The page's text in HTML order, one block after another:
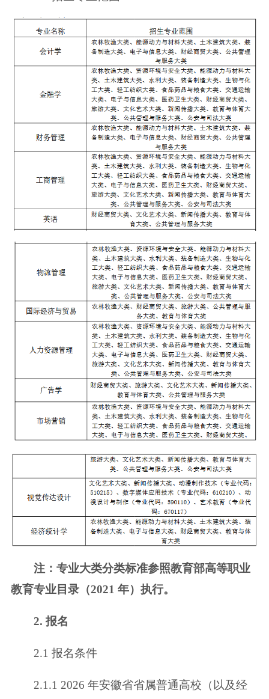
注：专业大类分类标准参照教育部高等职业
教育专业目录（2021 年）执行。
2. 报名
2.1 报名条件
2.1.1 2026 年安徽省省属普通高校（以及经